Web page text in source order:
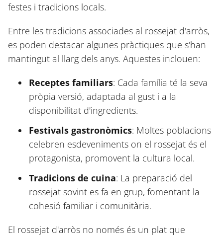
festes i tradicions locals.
Entre les tradicions associades al rossejat d'arròs,
es poden destacar algunes pràctiques que s'han
mantingut al llarg dels anys. Aquestes inclouen:
Receptes familiars: Cada família té la seva
pròpia versió, adaptada al gust i a la
disponibilitat d'ingredients.
Festivals gastronòmics: Moltes poblacions
celebren esdeveniments on el rossejat és el
protagonista, promovent la cultura local.
Tradicions de cuina: La preparació del
rossejat sovint es fa en grup, fomentant la
cohesió familiar i comunitària.
El rossejat d'arròs no només és un plat que